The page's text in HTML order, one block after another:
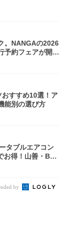
。NANGAの2026
予約フェアが開催
すすめ10選！ア
能別の選び方
タブルエアコン
お得！山善・Bo
by